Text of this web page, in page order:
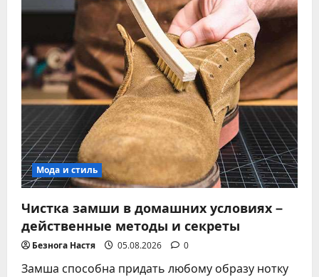
Мода и стиль
Чистка замши в домашних условиях –
действенные методы и секреты
Безнога Настя 05.08.2026 0
Замша способна придать любому образу нотку